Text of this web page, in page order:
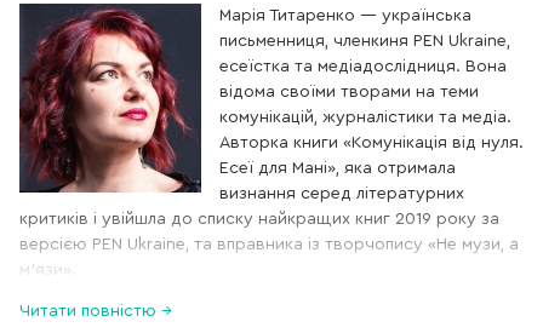
Марія Титаренко — українська
письменниця, членкиня PEN Ukraine,
есеїстка та медіадослідниця. Вона
відома своїми творами на теми
комунікацій, журналістики та медіа.
Авторка книги «Комунікація від нуля.
Есеї для Мані», яка отримала
визнання серед літературних
критиків і увійшла до списку найкращих книг 2019 року за
версією PEN Ukraine, та вправника із творчопису «Не музи, а
м’язи».
Засновниця Магістерської програми з медіакомунікацій УКУ
Читати повністю →